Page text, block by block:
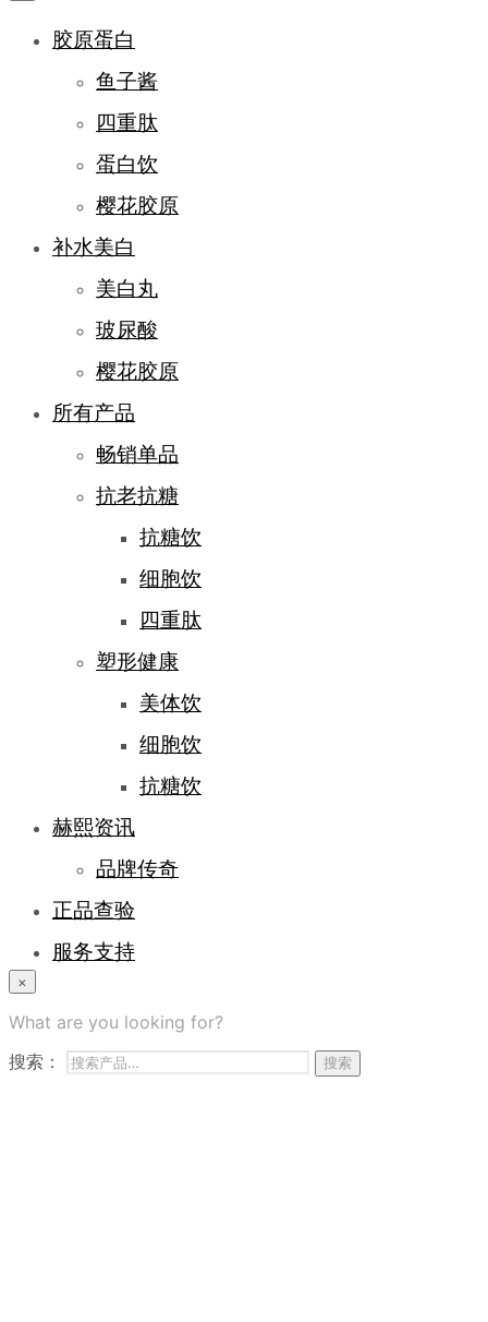
胶原蛋白
鱼子酱
四重肽
蛋白饮
樱花胶原
补水美白
美白丸
玻尿酸
樱花胶原
所有产品
畅销单品
抗老抗糖
抗糖饮
细胞饮
四重肽
塑形健康
美体饮
细胞饮
抗糖饮
赫熙资讯
品牌传奇
正品查验
服务支持
常见问题
商务合作
×
What are you looking for?
搜索：
搜索